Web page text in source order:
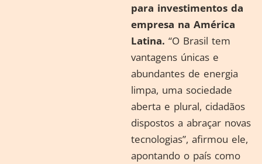
para investimentos da
empresa na América
Latina. “O Brasil tem
vantagens únicas e
abundantes de energia
limpa, uma sociedade
aberta e plural, cidadãos
dispostos a abraçar novas
tecnologias”, afirmou ele,
apontando o país como